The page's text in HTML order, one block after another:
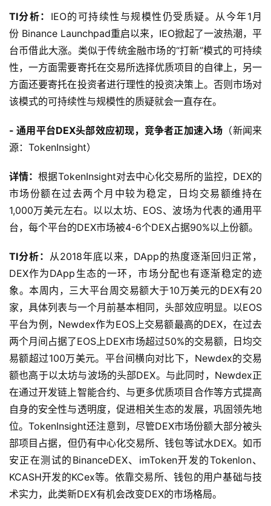
TI分析： IEO的可持续性与规模性仍受质疑。从今年1月
份 Binance Launchpad重启以来，IEO掀起了一波热潮，平
台币借此大涨。类似于传统金融市场的“打新”模式的可持续
性，一方面需要寄托在交易所选择优质项目的自律上，另一
方面还要寄托在投资者进行理性的投资决策上。否则市场对
该模式的可持续性与规模性的质疑就会一直存在。
- 通用平台DEX头部效应初现，竞争者正加速入场 （新闻来
源：TokenInsight）
详情：根据TokenInsight对去中心化交易所的监控，DEX的
市场份额在过去两个月中较为稳定，日均交易额维持在
1,000万美元左右。以以太坊、EOS、波场为代表的通用平
台，每个平台的DEX市场被4-6个DEX占据90%以上份额。
TI分析： 从2018年底以来，DApp的热度逐渐回归正常，
DEX作为DApp生态的一环，市场分配也有逐渐稳定的迹
象。本周内，三大平台周交易额大于10万美元的DEX有20
家，具体列表与一个月前基本相同，头部效应明显。以EOS
平台为例，Newdex作为EOS上交易额最高的DEX，在过去
两个月间占据了EOS上DEX市场超过50%的交易额，日均交
易额超过100万美元。平台间横向对比下，Newdex的交易
额也高于以太坊与波场的头部DEX。与此同时，Newdex正
在通过开发链上智能合约、与更多优质项目合作等方式提高
自身的安全性与透明度，促进相关生态的发展，巩固领先地
位。TokenInsight还注意到，尽管DEX市场份额大部分被头
部项目占据，但仍有中心化交易所、钱包等试水DEX。如币
安正在测试的BinanceDEX、imToken开发的Tokenlon、
KCASH开发的KCex等。依靠交易所、钱包的用户基础与技
术实力，此类新DEX有机会改变DEX的市场格局。